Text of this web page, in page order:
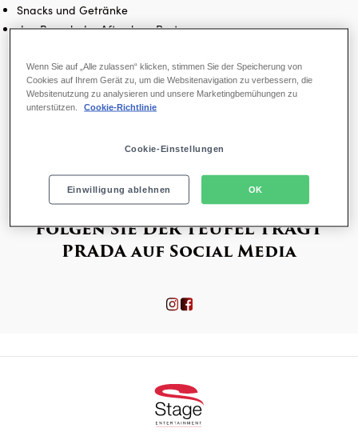
Snacks und Getränke
den Besuch der Aftershow Party
Jetzt buchen
Bitte beachten Sie, dass die Premiere medial begleitet wird.
Buchungsbestätigung.
Folgen Sie DER TEUFEL TRÄGT
PRADA auf Social Media
Wenn Sie auf „Alle zulassen“ klicken, stimmen Sie der Speicherung von
Cookies auf Ihrem Gerät zu, um die Websitenavigation zu verbessern, die
Websitenutzung zu analysieren und unsere Marketingbemühungen zu
unterstützen.
Cookie-Richtlinie
Cookie-Einstellungen
Einwilligung ablehnen OK